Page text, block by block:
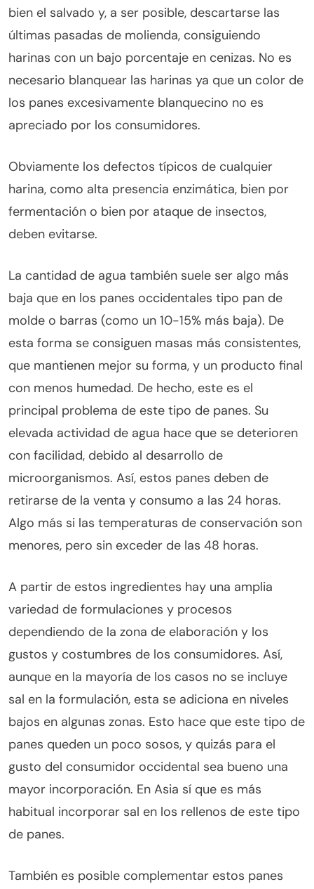
bien el salvado y, a ser posible, descartarse las
últimas pasadas de molienda, consiguiendo
harinas con un bajo porcentaje en cenizas. No es
necesario blanquear las harinas ya que un color de
los panes excesivamente blanquecino no es
apreciado por los consumidores.
Obviamente los defectos típicos de cualquier
harina, como alta presencia enzimática, bien por
fermentación o bien por ataque de insectos,
deben evitarse.
La cantidad de agua también suele ser algo más
baja que en los panes occidentales tipo pan de
molde o barras (como un 10-15% más baja). De
esta forma se consiguen masas más consistentes,
que mantienen mejor su forma, y un producto final
con menos humedad. De hecho, este es el
principal problema de este tipo de panes. Su
elevada actividad de agua hace que se deterioren
con facilidad, debido al desarrollo de
microorganismos. Así, estos panes deben de
retirarse de la venta y consumo a las 24 horas.
Algo más si las temperaturas de conservación son
menores, pero sin exceder de las 48 horas.
A partir de estos ingredientes hay una amplia
variedad de formulaciones y procesos
dependiendo de la zona de elaboración y los
gustos y costumbres de los consumidores. Así,
aunque en la mayoría de los casos no se incluye
sal en la formulación, esta se adiciona en niveles
bajos en algunas zonas. Esto hace que este tipo de
panes queden un poco sosos, y quizás para el
gusto del consumidor occidental sea bueno una
mayor incorporación. En Asia sí que es más
habitual incorporar sal en los rellenos de este tipo
de panes.
También es posible complementar estos panes